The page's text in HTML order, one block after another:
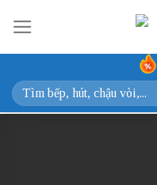
qua
nội
dung
Tìm
kiếm: